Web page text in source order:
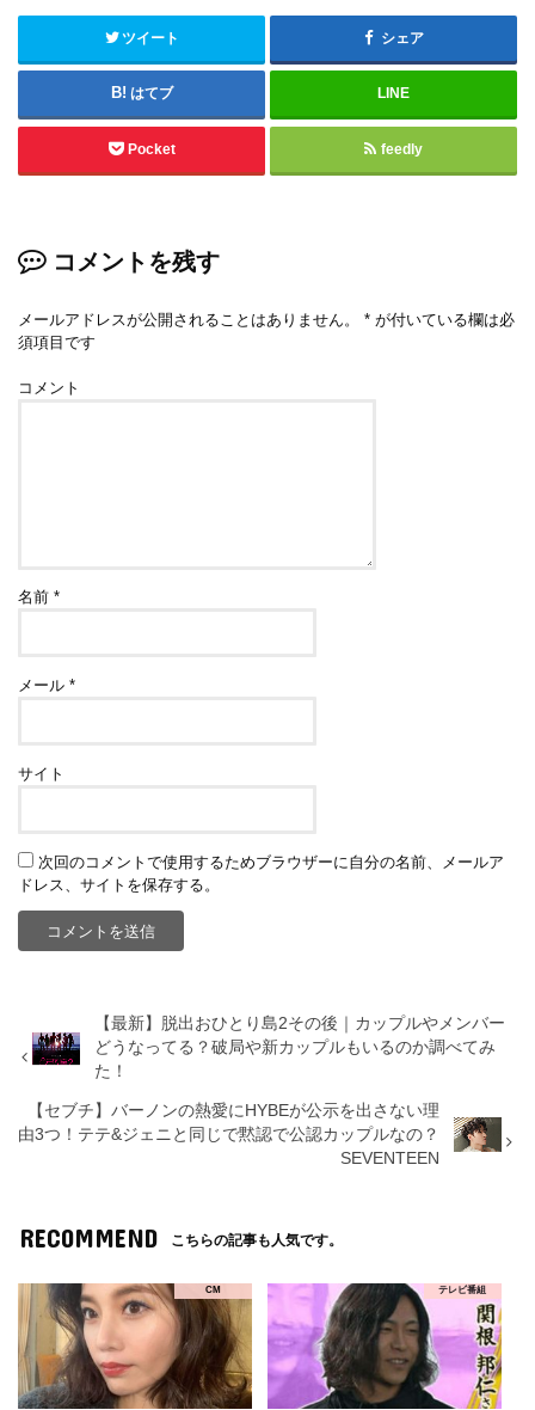
ツイート シェア
はてブ LINE
Pocket feedly
コメントを残す
メールアドレスが公開されることはありません。 * が付いている欄は必
須項目です
コメント
名前*
メール*
サイト
次回のコメントで使用するためブラウザーに自分の名前、メールア
ドレス、サイトを保存する。
【最新】脱出おひとり島2その後｜カップルやメンバー
どうなってる？破局や新カップルもいるのか調べてみ
た！
【セブチ】バーノンの熱愛にHYBEが公示を出さない理
由3つ！テテ&ジェニと同じで黙認で公認カップルなの？
SEVENTEEN
RECOMMEND こちらの記事も人気です。
CM テレビ番組